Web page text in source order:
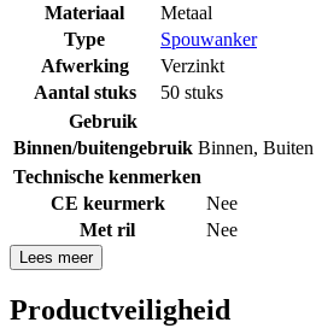
Materiaal
Metaal
Type
Spouwanker
Afwerking
Verzinkt
Aantal stuks
50 stuks
Gebruik
Binnen/buitengebruik Binnen, Buiten
Technische kenmerken
CE keurmerk
Nee
Met ril
Nee
Lees meer
Productveiligheid